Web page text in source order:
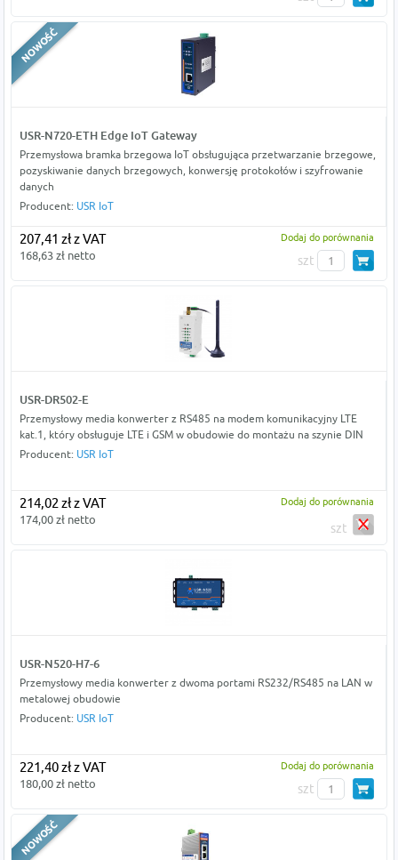
USR-N720-ETH Edge IoT Gateway
Przemysłowa bramka brzegowa IoT obsługująca przetwarzanie brzegowe,
pozyskiwanie danych brzegowych, konwersję protokołów i szyfrowanie
danych
Producent: USR IoT
207,41 zł z VAT
168,63 zł netto
Dodaj do porównania
szt
USR-DR502-E
Przemysłowy media konwerter z RS485 na modem komunikacyjny LTE
kat.1, który obsługuje LTE i GSM w obudowie do montażu na szynie DIN
Producent: USR IoT
214,02 zł z VAT
174,00 zł netto
Dodaj do porównania
szt
USR-N520-H7-6
Przemysłowy media konwerter z dwoma portami RS232/RS485 na LAN w
metalowej obudowie
Producent: USR IoT
221,40 zł z VAT
180,00 zł netto
Dodaj do porównania
szt